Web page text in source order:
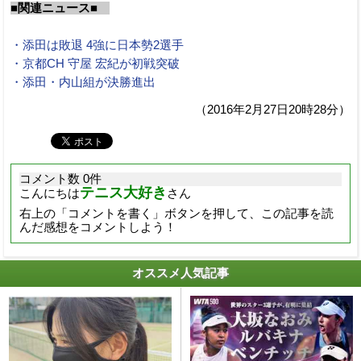
■関連ニュース■
・添田は敗退 4強に日本勢2選手
・京都CH 守屋 宏紀が初戦突破
・添田・内山組が決勝進出
（2016年2月27日20時28分）
コメント数 0件
こんにちはテニス大好き さん
右上の「コメントを書く」ボタンを押して、この記事を読
んだ感想をコメントしよう！
オススメ人気記事